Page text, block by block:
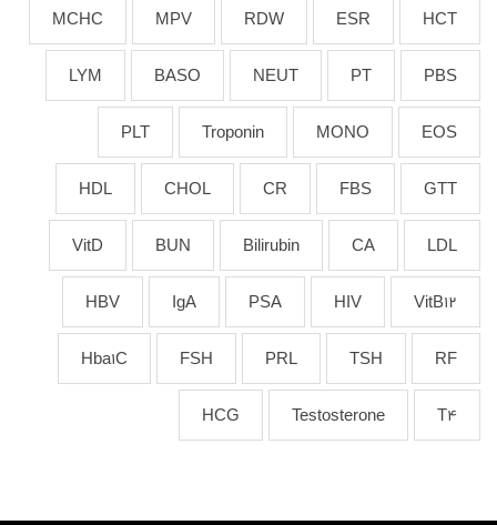
HCT
ESR
RDW
MPV
MCHC
PBS
PT
NEUT
BASO
LYM
EOS
MONO
Troponin
PLT
GTT
FBS
CR
CHOL
HDL
LDL
CA
Bilirubin
BUN
VitD
VitB12
HIV
PSA
IgA
HBV
RF
TSH
PRL
FSH
Hba1C
T4
Testosterone
HCG